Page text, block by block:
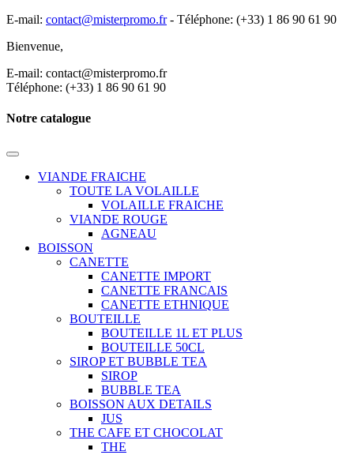
E-mail: contact@misterpromo.fr- Téléphone: (+33) 1 86 90 61 90
Bienvenue,
E-mail: contact@misterpromo.fr
Téléphone: (+33) 1 86 90 61 90
Notre catalogue
VIANDE FRAICHE
TOUTE LA VOLAILLE
VOLAILLE FRAICHE
VIANDE ROUGE
AGNEAU
BOISSON
CANETTE
CANETTE IMPORT
CANETTE FRANCAIS
CANETTE ETHNIQUE
BOUTEILLE
BOUTEILLE 1L ET PLUS
BOUTEILLE 50CL
SIROP ET BUBBLE TEA
SIROP
BUBBLE TEA
BOISSON AUX DETAILS
JUS
THE CAFE ET CHOCOLAT
THE